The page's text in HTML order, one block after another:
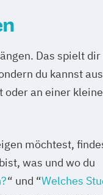
Das spielt dir
du kannst aus
oder an einer
möchtest,
was und wo du
“ und “Welches